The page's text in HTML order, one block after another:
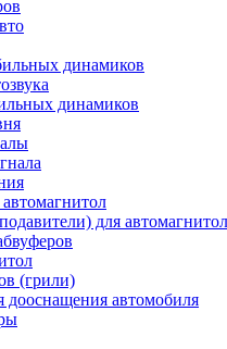
динамиков
динамиков
для автомагнитол
(грили)
автомобиля